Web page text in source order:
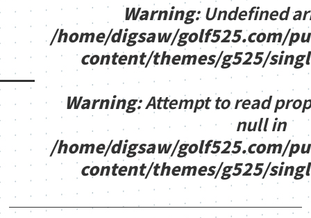
Warning: Undefined
/home/digsaw/golf525.com/
content/themes/g525/
Warning: Attempt to read
null in
/home/digsaw/golf525.com/
content/themes/g525/